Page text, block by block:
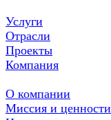
Услуги
Отрасли
Проекты
Компания
О компании
Миссия и ценности